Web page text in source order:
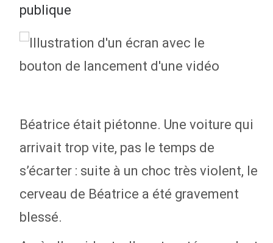
publique
Béatrice était piétonne. Une voiture qui
arrivait trop vite, pas le temps de
s’écarter : suite à un choc très violent, le
cerveau de Béatrice a été gravement
blessé.